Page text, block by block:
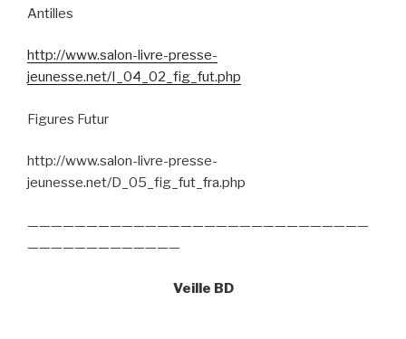
Antilles
http://www.salon-livre-presse-
jeunesse.net/I_04_02_fig_fut.php
Figures Futur
http://www.salon-livre-presse-
jeunesse.net/D_05_fig_fut_fra.php
—————————————————————————————
—————————————
Veille BD